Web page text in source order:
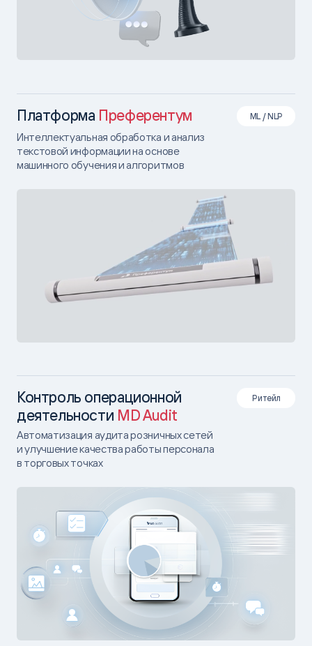
Платформа Преферентум ML / NLP
Интеллектуальная обработка и анализ
текстовой информации на основе
машинного обучения и алгоритмов
Контроль операционной
деятельности MD Audit
Ритейл
Автоматизация аудита розничных сетей
и улучшение качества работы персонала
в торговых точках